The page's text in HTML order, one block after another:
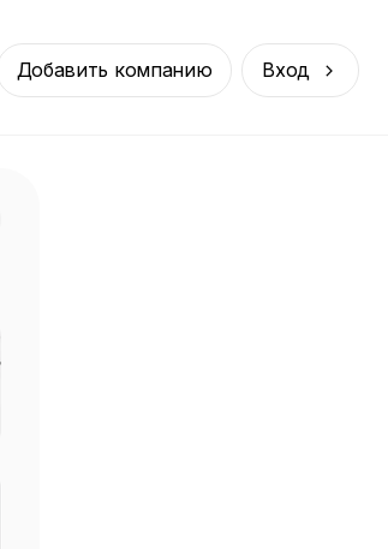
Покупки Онлайн
Добавить компанию Вход